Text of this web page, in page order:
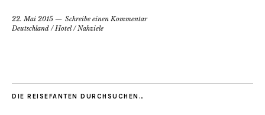
22. Mai 2015
Schreibe einen Kommentar
Deutschland /Hotel/Nahziele
DIE REISEFANTEN DURCHSUCHEN…